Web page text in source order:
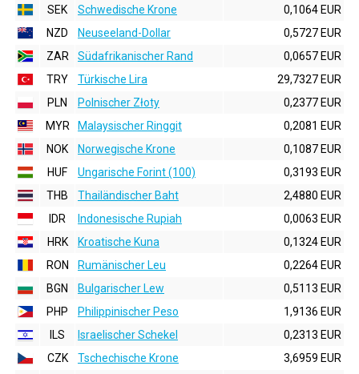
SEK
Schwedische Krone
0,1064 EUR
NZD
Neuseeland-Dollar
0,5727 EUR
ZAR
Südafrikanischer Rand
0,0657 EUR
TRY
Türkische Lira
29,7327 EUR
PLN
Polnischer Złoty
0,2377 EUR
MYR
Malaysischer Ringgit
0,2081 EUR
NOK
Norwegische Krone
0,1087 EUR
HUF
Ungarische Forint (100)
0,3193 EUR
THB
Thailändischer Baht
2,4880 EUR
IDR
Indonesische Rupiah
0,0063 EUR
HRK
Kroatische Kuna
0,1324 EUR
RON
Rumänischer Leu
0,2264 EUR
BGN
Bulgarischer Lew
0,5113 EUR
PHP
Philippinischer Peso
1,9136 EUR
ILS
Israelischer Schekel
0,2313 EUR
CZK
Tschechische Krone
3,6959 EUR